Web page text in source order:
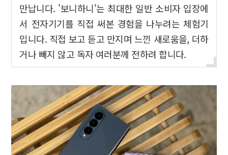
만납니다. '보니하니'는 최대한 일반 소비자 입장에
서 전자기기를 직접 써본 경험을 나누려는 체험기
입니다. 직접 보고 듣고 만지며 느낀 새로움을, 더하
거나 빼지 않고 독자 여러분께 전하려 합니다.